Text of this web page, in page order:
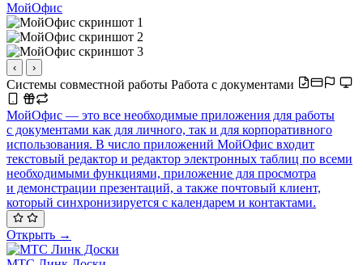
МойОфис
‹ ›
Системы совместной работы Работа с документами
МойОфис — это все необходимые приложения для работы
с документами как для личного, так и для корпоративного
использования. В число приложений МойОфис входит
текстовый редактор и редактор электронных таблиц по всеми
необходимыми функциями, приложение для просмотра
и демонстрации презентаций, а также почтовый клиент,
который синхронизируется с календарем и контактами.
Открыть →